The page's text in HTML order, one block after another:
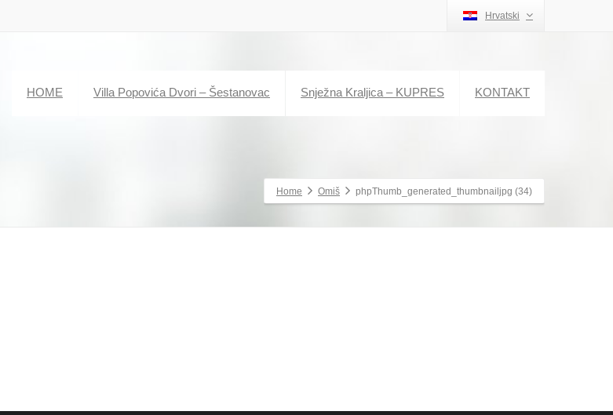
Hrvatski
HOME Villa Popovića Dvori – Šestanovac Snježna Kraljica – KUPRES KONTAKT
Home Omiš phpThumb_generated_thumbnailjpg (34)